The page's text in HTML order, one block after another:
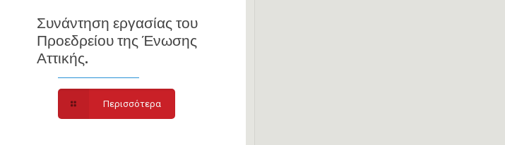
Συνάντηση εργασίας του
Προεδρείου της Ένωσης
Αττικής.
Περισσότερα